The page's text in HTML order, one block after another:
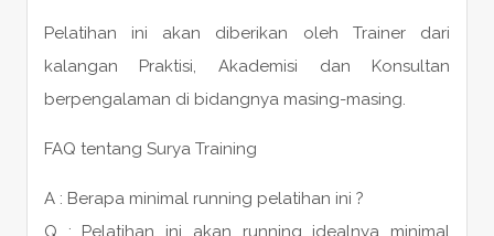
Pelatihan ini akan diberikan oleh Trainer dari
kalangan Praktisi, Akademisi dan Konsultan
berpengalaman di bidangnya masing-masing.
FAQ tentang Surya Training
A : Berapa minimal running pelatihan ini ?
Q : Pelatihan ini akan running idealnya minimal